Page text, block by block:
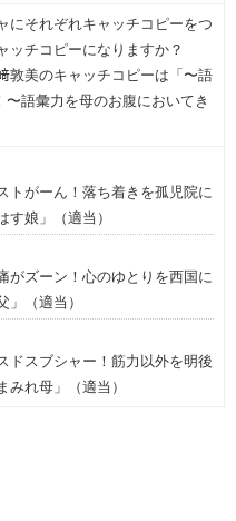
にそれぞれキャッチコピーをつ
ッチコピーになりますか？
敦美のキャッチコピーは「〜語
語彙力を母のお腹においてき
トがーん！落ち着きを孤児院に
す娘」（適当）
がズーン！心のゆとりを西国に
」（適当）
ドスブシャー！筋力以外を明後
みれ母」（適当）